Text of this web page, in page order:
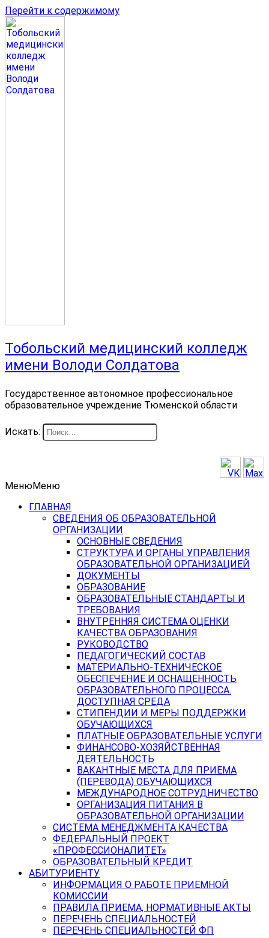
Перейти к содержимому
Тобольский медицинский колледж
имени Володи Солдатова
Государственное автономное профессиональное
образовательное учреждение Тюменской области
Искать:
МенюМеню
ГЛАВНАЯ
СВЕДЕНИЯ ОБ ОБРАЗОВАТЕЛЬНОЙ
ОРГАНИЗАЦИИ
ОСНОВНЫЕ СВЕДЕНИЯ
СТРУКТУРА И ОРГАНЫ УПРАВЛЕНИЯ
ОБРАЗОВАТЕЛЬНОЙ ОРГАНИЗАЦИЕЙ
ДОКУМЕНТЫ
ОБРАЗОВАНИЕ
ОБРАЗОВАТЕЛЬНЫЕ СТАНДАРТЫ И
ТРЕБОВАНИЯ
ВНУТРЕННЯЯ СИСТЕМА ОЦЕНКИ
КАЧЕСТВА ОБРАЗОВАНИЯ
РУКОВОДСТВО
ПЕДАГОГИЧЕСКИЙ СОСТАВ
МАТЕРИАЛЬНО-ТЕХНИЧЕСКОЕ
ОБЕСПЕЧЕНИЕ И ОСНАЩЕННОСТЬ
ОБРАЗОВАТЕЛЬНОГО ПРОЦЕССА.
ДОСТУПНАЯ СРЕДА
СТИПЕНДИИ И МЕРЫ ПОДДЕРЖКИ
ОБУЧАЮЩИХСЯ
ПЛАТНЫЕ ОБРАЗОВАТЕЛЬНЫЕ УСЛУГИ
ФИНАНСОВО-ХОЗЯЙСТВЕННАЯ
ДЕЯТЕЛЬНОСТЬ
ВАКАНТНЫЕ МЕСТА ДЛЯ ПРИЕМА
(ПЕРЕВОДА) ОБУЧАЮЩИХСЯ
МЕЖДУНАРОДНОЕ СОТРУДНИЧЕСТВО
ОРГАНИЗАЦИЯ ПИТАНИЯ В
ОБРАЗОВАТЕЛЬНОЙ ОРГАНИЗАЦИИ
СИСТЕМА МЕНЕДЖМЕНТА КАЧЕСТВА
ФЕДЕРАЛЬНЫЙ ПРОЕКТ
«ПРОФЕССИОНАЛИТЕТ»
ОБРАЗОВАТЕЛЬНЫЙ КРЕДИТ
АБИТУРИЕНТУ
ИНФОРМАЦИЯ О РАБОТЕ ПРИЕМНОЙ
КОМИССИИ
ПРАВИЛА ПРИЕМА, НОРМАТИВНЫЕ АКТЫ
ПЕРЕЧЕНЬ СПЕЦИАЛЬНОСТЕЙ
ПЕРЕЧЕНЬ СПЕЦИАЛЬНОСТЕЙ ФП